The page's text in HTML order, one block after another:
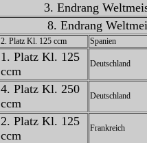
3. Endrang
8. Endrang
2. Platz Kl. 125 ccm Spanien
1. Platz Kl. 125
ccm
Deutschland
4. Platz Kl. 250
ccm
Deutschland
2. Platz Kl. 125
ccm
Frankreich